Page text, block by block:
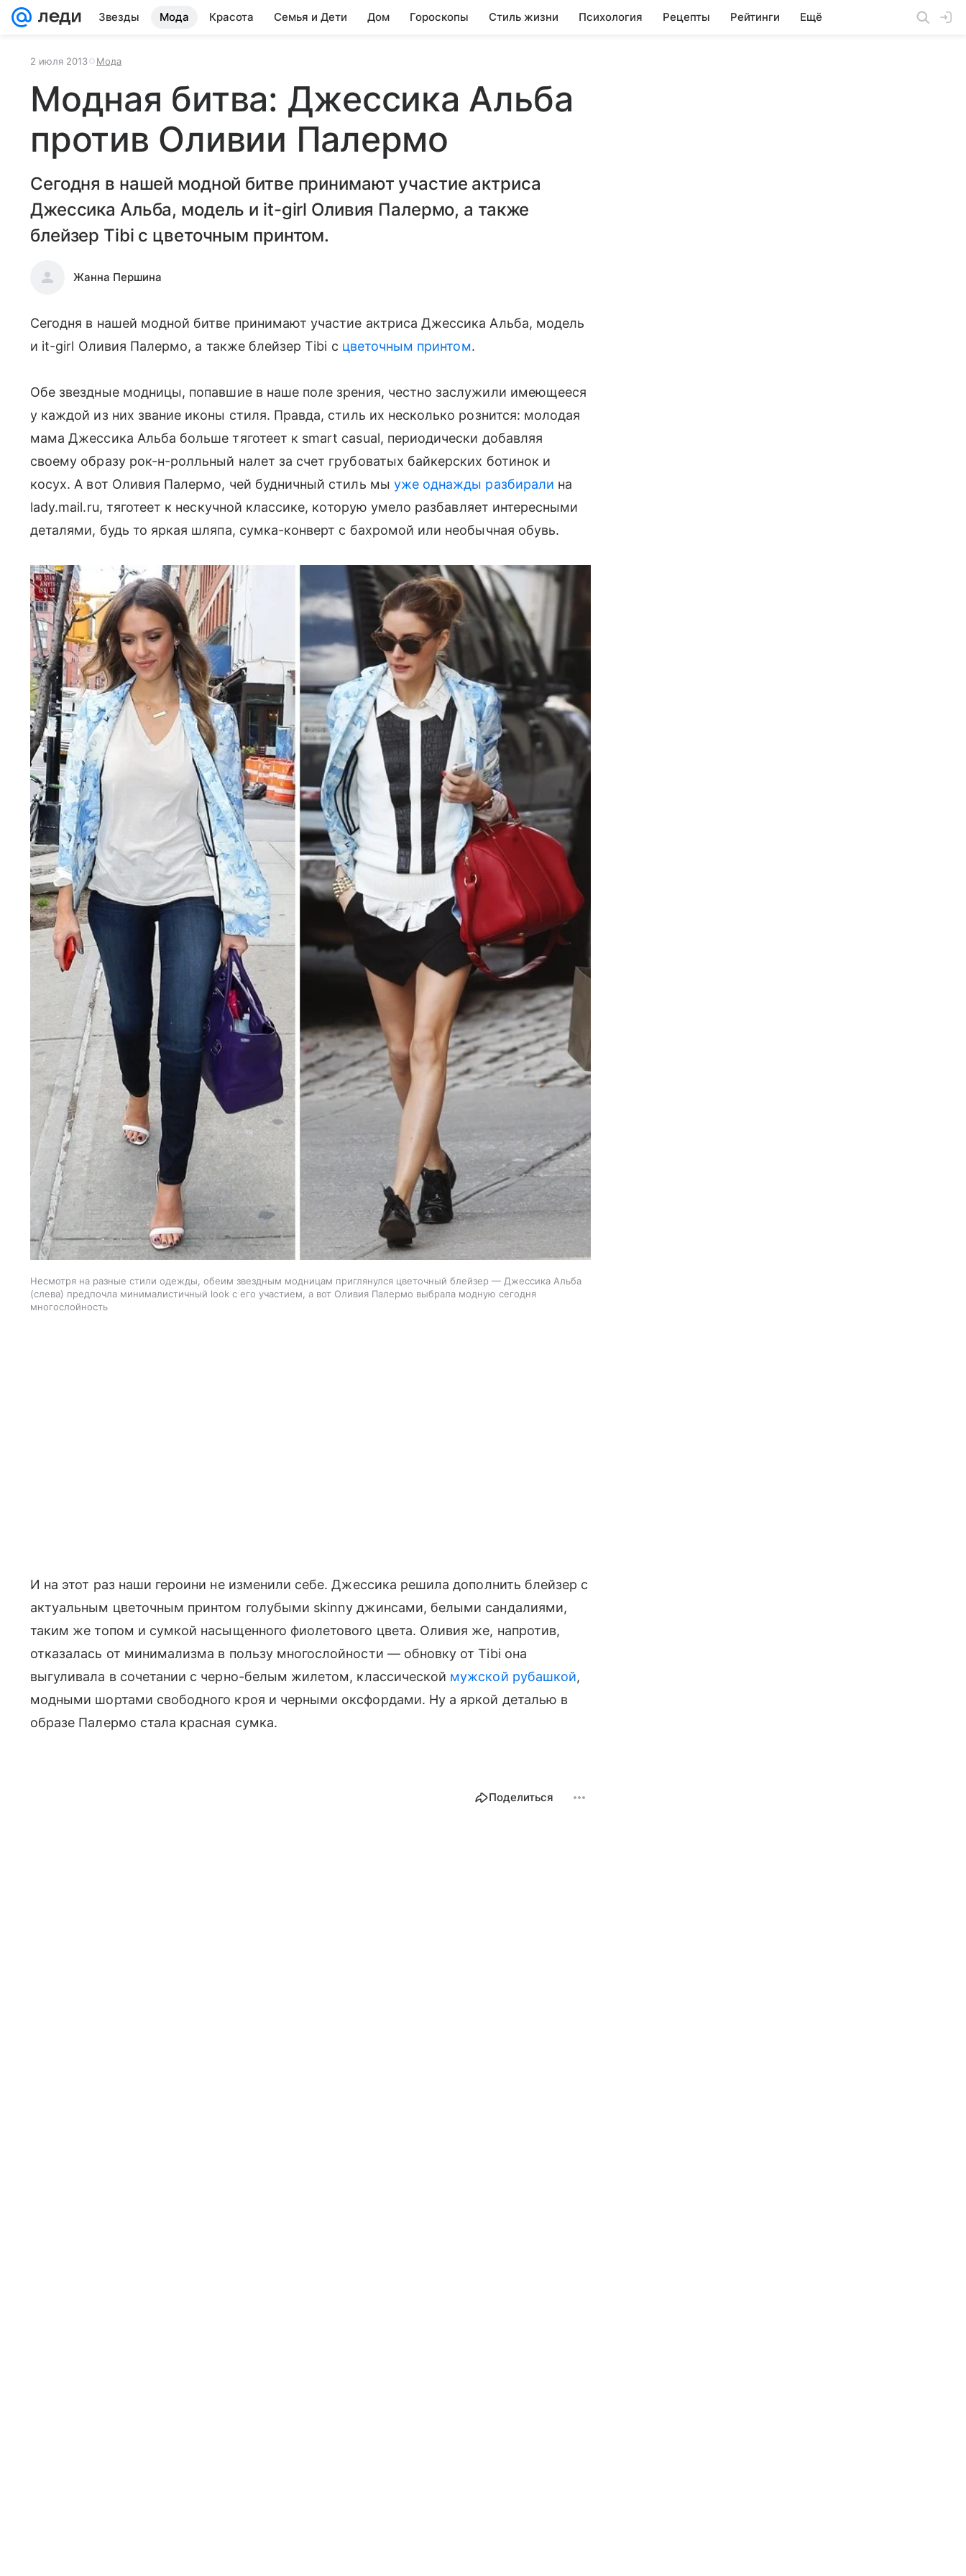
Звезды Мода Красота Семья и Дети Дом Гороскопы Стиль жизни Психология Рецепты Рейтинги Ещё
2 июля 2013 Мода
Модная битва: Джессика Альба
против Оливии Палермо
Сегодня в нашей модной битве принимают участие актриса
Джессика Альба, модель и it-girl Оливия Палермо, а также
блейзер Tibi с цветочным принтом.
Жанна Першина
Сегодня в нашей модной битве принимают участие актриса Джессика Альба, модель
и it-girl Оливия Палермо, а также блейзер Tibi с цветочным принтом.
Обе звездные модницы, попавшие в наше поле зрения, честно заслужили имеющееся
у каждой из них звание иконы стиля. Правда, стиль их несколько рознится: молодая
мама Джессика Альба больше тяготеет к smart casual, периодически добавляя
своему образу рок-н-ролльный налет за счет грубоватых байкерских ботинок и
косух. А вот Оливия Палермо, чей будничный стиль мы уже однажды разбирали на
lady.mail.ru, тяготеет к нескучной классике, которую умело разбавляет интересными
деталями, будь то яркая шляпа, сумка-конверт с бахромой или необычная обувь.
Несмотря на разные стили одежды, обеим звездным модницам приглянулся цветочный блейзер — Джессика Альба
(слева) предпочла минималистичный look с его участием, а вот Оливия Палермо выбрала модную сегодня
многослойность
И на этот раз наши героини не изменили себе. Джессика решила дополнить блейзер с
актуальным цветочным принтом голубыми skinny джинсами, белыми сандалиями,
таким же топом и сумкой насыщенного фиолетового цвета. Оливия же, напротив,
отказалась от минимализма в пользу многослойности — обновку от Tibi она
выгуливала в сочетании с черно-белым жилетом, классической мужской рубашкой,
модными шортами свободного кроя и черными оксфордами. Ну а яркой деталью в
образе Палермо стала красная сумка.
Поделиться